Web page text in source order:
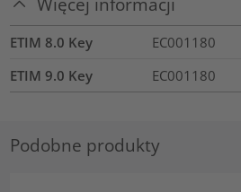
ETIM 8.0 Key
EC001180
ETIM 9.0 Key
EC001180
Podobne produkty